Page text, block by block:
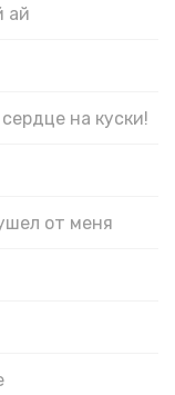
ай
на куски!
от меня